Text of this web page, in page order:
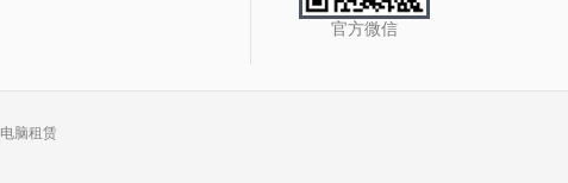
官方微信
电脑租赁